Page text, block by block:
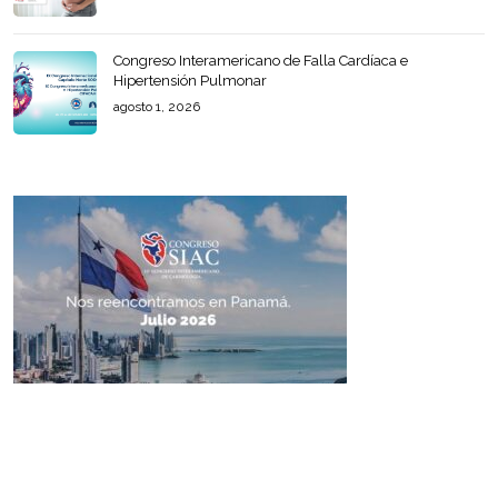
Congreso Interamericano de Falla Cardíaca e
Hipertensión Pulmonar
agosto 1, 2026